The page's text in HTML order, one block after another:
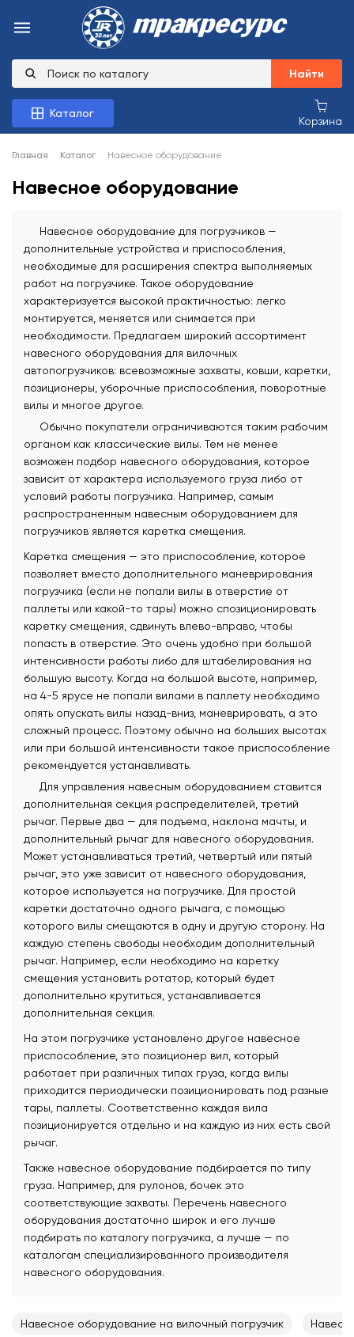
Найти
Каталог
Корзина
Главная Каталог Навесное оборудование
Навесное оборудование
Навесное оборудование для погрузчиков —
дополнительные устройства и приспособления,
необходимые для расширения спектра выполняемых
работ на погрузчике. Такое оборудование
характеризуется высокой практичностью: легко
монтируется, меняется или снимается при
необходимости. Предлагаем широкий ассортимент
навесного оборудования для вилочных
автопогрузчиков: всевозможные захваты, ковши, каретки,
позиционеры, уборочные приспособления, поворотные
вилы и многое другое.
Обычно покупатели ограничиваются таким рабочим
органом как классические вилы. Тем не менее
возможен подбор навесного оборудования, которое
зависит от характера используемого груза либо от
условий работы погрузчика. Например, самым
распространенным навесным оборудованием для
погрузчиков является каретка смещения.
Каретка смещения — это приспособление, которое
позволяет вместо дополнительного маневрирования
погрузчика (если не попали вилы в отверстие от
паллеты или какой-то тары) можно спозиционировать
каретку смещения, сдвинуть влево-вправо, чтобы
попасть в отверстие. Это очень удобно при большой
интенсивности работы либо для штабелирования на
большую высоту. Когда на большой высоте, например,
на 4-5 ярусе не попали вилами в паллету необходимо
опять опускать вилы назад-вниз, маневрировать, а это
сложный процесс. Поэтому обычно на больших высотах
или при большой интенсивности такое приспособление
рекомендуется устанавливать.
Для управления навесным оборудованием ставится
дополнительная секция распределителей, третий
рычаг. Первые два — для подъема, наклона мачты, и
дополнительный рычаг для навесного оборудования.
Может устанавливаться третий, четвертый или пятый
рычаг, это уже зависит от навесного оборудования,
которое используется на погрузчике. Для простой
каретки достаточно одного рычага, с помощью
которого вилы смещаются в одну и другую сторону. На
каждую степень свободы необходим дополнительный
рычаг. Например, если необходимо на каретку
смещения установить ротатор, который будет
дополнительно крутиться, устанавливается
дополнительная секция.
На этом погрузчике установлено другое навесное
приспособление, это позиционер вил, который
работает при различных типах груза, когда вилы
приходится периодически позиционировать под разные
тары, паллеты. Соответственно каждая вила
позиционируется отдельно и на каждую из них есть свой
рычаг.
Также навесное оборудование подбирается по типу
груза. Например, для рулонов, бочек это
соответствующие захваты. Перечень навесного
оборудования достаточно широк и его лучше
подбирать по каталогу погрузчика, а лучше — по
каталогам специализированного производителя
навесного оборудования.
Навесное оборудование на вилочный погрузчик